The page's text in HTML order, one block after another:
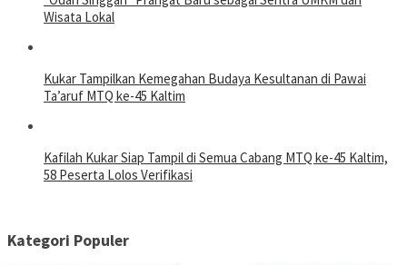
Wisata Lokal
Kukar Tampilkan Kemegahan Budaya Kesultanan di Pawai
Ta’aruf MTQ ke-45 Kaltim
Kafilah Kukar Siap Tampil di Semua Cabang MTQ ke-45 Kaltim,
58 Peserta Lolos Verifikasi
Kategori Populer